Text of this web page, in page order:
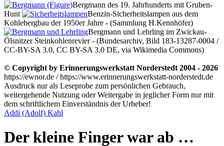
Bergmann des 19. Jahrhunderts mit Gruben-
Hunt
Benzin-Sicherheitslampen aus dem
Kohlebergbau der 1950er Jahre - (Sammlung H.Kennhöfer)
Bergmann und Lehrling im Zwickau-
Ölsnitzer Steinkohlenrevier - (Bundesarchiv, Bild 183-13287-0004 /
CC-BY-SA 3.0, CC BY-SA 3.0 DE, via Wikimedia Commons)
© Copyright by Erinnerungswerkstatt Norderstedt 2004 - 2026
https://ewnor.de / https://www.erinnerungswerkstatt-norderstedt.de
Ausdruck nur als Leseprobe zum persönlichen Gebrauch,
weitergehende Nutzung oder Weitergabe in jeglicher Form nur mit
dem schriftlichem Einverständnis der Urheber!
Addi (Adolf) Kahl
Der kleine Finger war ab …